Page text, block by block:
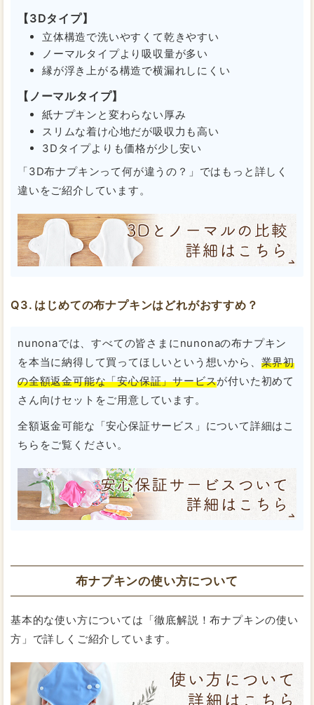
【3Dタイプ】
立体構造で洗いやすくて乾きやすい
ノーマルタイプより吸収量が多い
縁が浮き上がる構造で横漏れしにくい
【ノーマルタイプ】
紙ナプキンと変わらない厚み
スリムな着け心地だが吸収力も高い
3Dタイプよりも価格が少し安い
「3D布ナプキンって何が違うの？」ではもっと詳しく
違いをご紹介しています。
はじめての布ナプキンはどれがおすすめ？
nunonaでは、すべての皆さまにnunonaの布ナプキン
を本当に納得して買ってほしいという想いから、 業界初
の全額返金可能な「安心保証」サービスが付いた初めて
さん向けセットをご用意しています。
全額返金可能な「安心保証サービス」について詳細はこ
ちらをご覧ください。
布ナプキンの使い方について
基本的な使い方については「徹底解説！布ナプキンの使い
方」で詳しくご紹介しています。